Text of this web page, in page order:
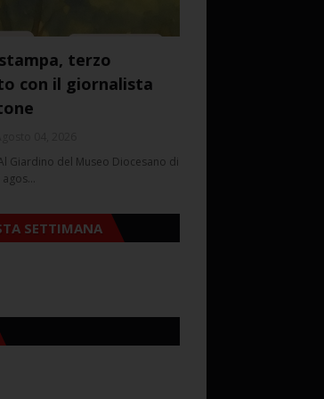
terzo
con il giornalista
Giardino del Museo Diocesano di
SETTIMANA